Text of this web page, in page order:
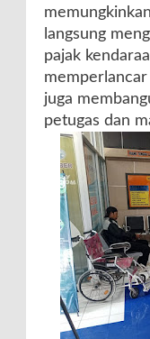
langsung
pajak
juga
petugas dan